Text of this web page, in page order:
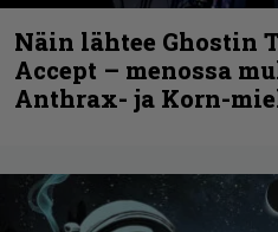
Näin lähtee Ghostin
Accept – menossa
Anthrax- ja Korn-